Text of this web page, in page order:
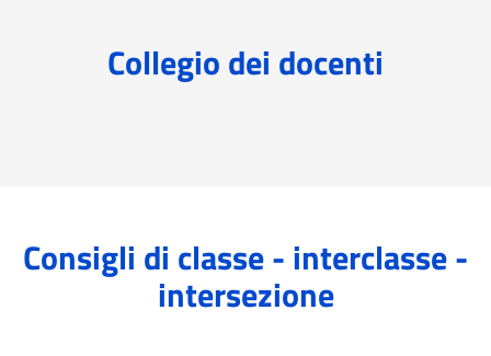
Collegio dei docenti
Consigli di classe - interclasse -
intersezione